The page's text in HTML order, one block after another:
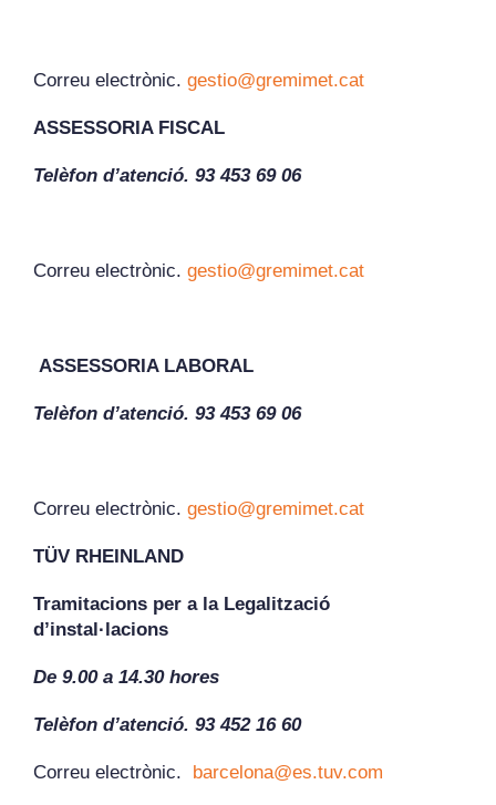
Correu electrònic. gestio@gremimet.cat
ASSESSORIA FISCAL
Telèfon d’atenció. 93 453 69 06
Correu electrònic. gestio@gremimet.cat
ASSESSORIA LABORAL
Telèfon d’atenció. 93 453 69 06
Correu electrònic. gestio@gremimet.cat
TÜV RHEINLAND
Tramitacions per a la Legalització
d’instal·lacions
De 9.00 a 14.30 hores
Telèfon d’atenció. 93 452 16 60
Correu electrònic. barcelona@es.tuv.com